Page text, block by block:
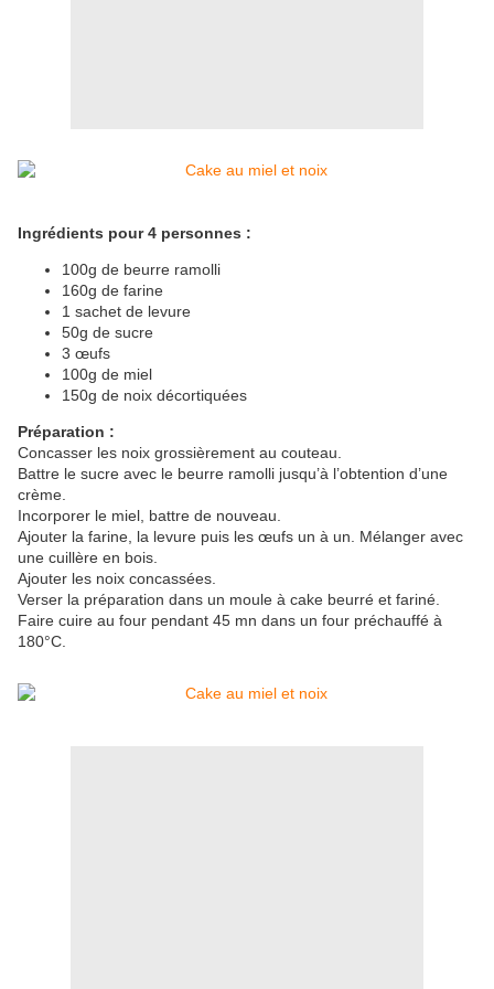
Ingrédients pour 4 personnes :
100g de beurre ramolli
160g de farine
1 sachet de levure
50g de sucre
3 œufs
100g de miel
150g de noix décortiquées
Préparation :
Concasser les noix grossièrement au couteau.
Battre le sucre avec le beurre ramolli jusqu’à l’obtention d’une
crème.
Incorporer le miel, battre de nouveau.
Ajouter la farine, la levure puis les œufs un à un. Mélanger avec
une cuillère en bois.
Ajouter les noix concassées.
Verser la préparation dans un moule à cake beurré et fariné.
Faire cuire au four pendant 45 mn dans un four préchauffé à
180°C.